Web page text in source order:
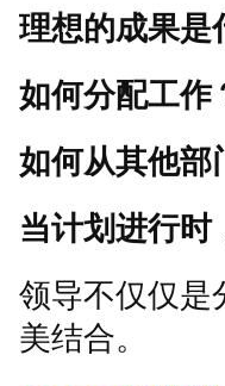
理想的成果是
如何分配工作
如何从其他部
当计划进行时
领导不仅仅是
美结合。